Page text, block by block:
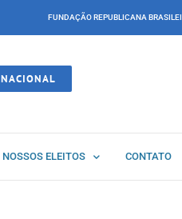
FUNDAÇÃO REPUBLICANA
NACIONAL
NOSSOS ELEITOS CONTATO